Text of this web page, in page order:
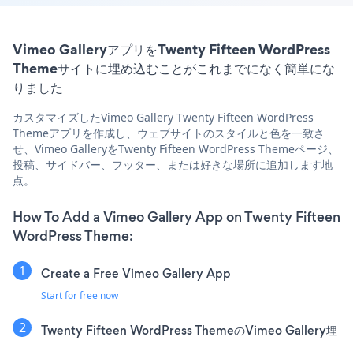
Vimeo GalleryアプリをTwenty Fifteen WordPress
Themeサイトに埋め込むことがこれまでになく簡単にな
りました
カスタマイズしたVimeo Gallery Twenty Fifteen WordPress
Themeアプリを作成し、ウェブサイトのスタイルと色を一致さ
せ、Vimeo GalleryをTwenty Fifteen WordPress Themeページ、
投稿、サイドバー、フッター、または好きな場所に追加します地
点。
How To Add a Vimeo Gallery App on Twenty Fifteen
WordPress Theme:
Create a Free Vimeo Gallery App
Start for free now
Twenty Fifteen WordPress ThemeのVimeo Gallery埋